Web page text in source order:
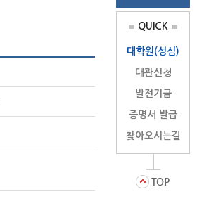
QUICK
대학원(성심)
대관신청
발전기금
증명서 발급
찾아오시는길